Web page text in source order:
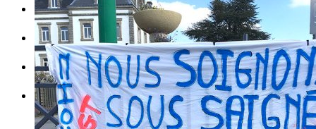
HISTOIRE
THÉORIE
CULTURE
MULTIMÉDIAS